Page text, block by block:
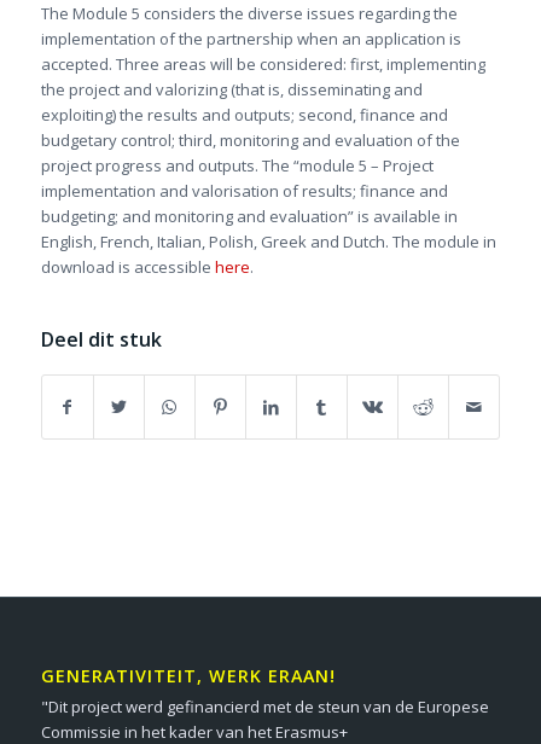
The Module 5 considers the diverse issues regarding the
implementation of the partnership when an application is
accepted. Three areas will be considered: first, implementing
the project and valorizing (that is, disseminating and
exploiting) the results and outputs; second, finance and
budgetary control; third, monitoring and evaluation of the
project progress and outputs. The “module 5 – Project
implementation and valorisation of results; finance and
budgeting; and monitoring and evaluation” is available in
English, French, Italian, Polish, Greek and Dutch. The module in
download is accessible here.
Deel dit stuk
GENERATIVITEIT, WERK ERAAN!
"Dit project werd gefinancierd met de steun van de Europese
Commissie in het kader van het Erasmus+